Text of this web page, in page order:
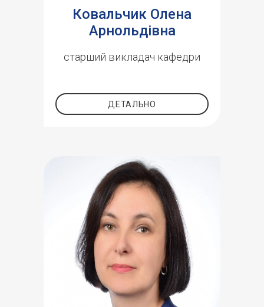
Ковальчик Олена
Арнольдівна
старший викладач кафедри
ДЕТАЛЬНО